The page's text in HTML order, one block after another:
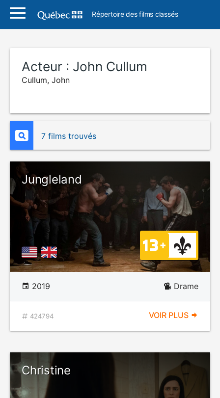
Répertoire des films classés
Acteur : John Cullum
Cullum, John
7 films trouvés
Jungleland
2019 Drame
424794 VOIR PLUS
Christine